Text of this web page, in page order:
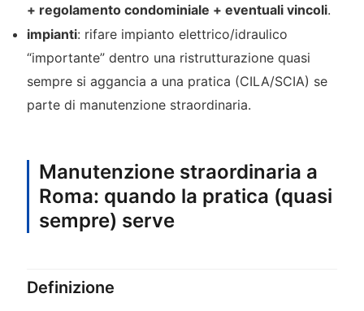
+ regolamento condominiale + eventuali vincoli.
impianti: rifare impianto elettrico/idraulico
“importante” dentro una ristrutturazione quasi
sempre si aggancia a una pratica (CILA/SCIA) se
parte di manutenzione straordinaria.
Manutenzione straordinaria a
Roma: quando la pratica (quasi
sempre) serve
Definizione